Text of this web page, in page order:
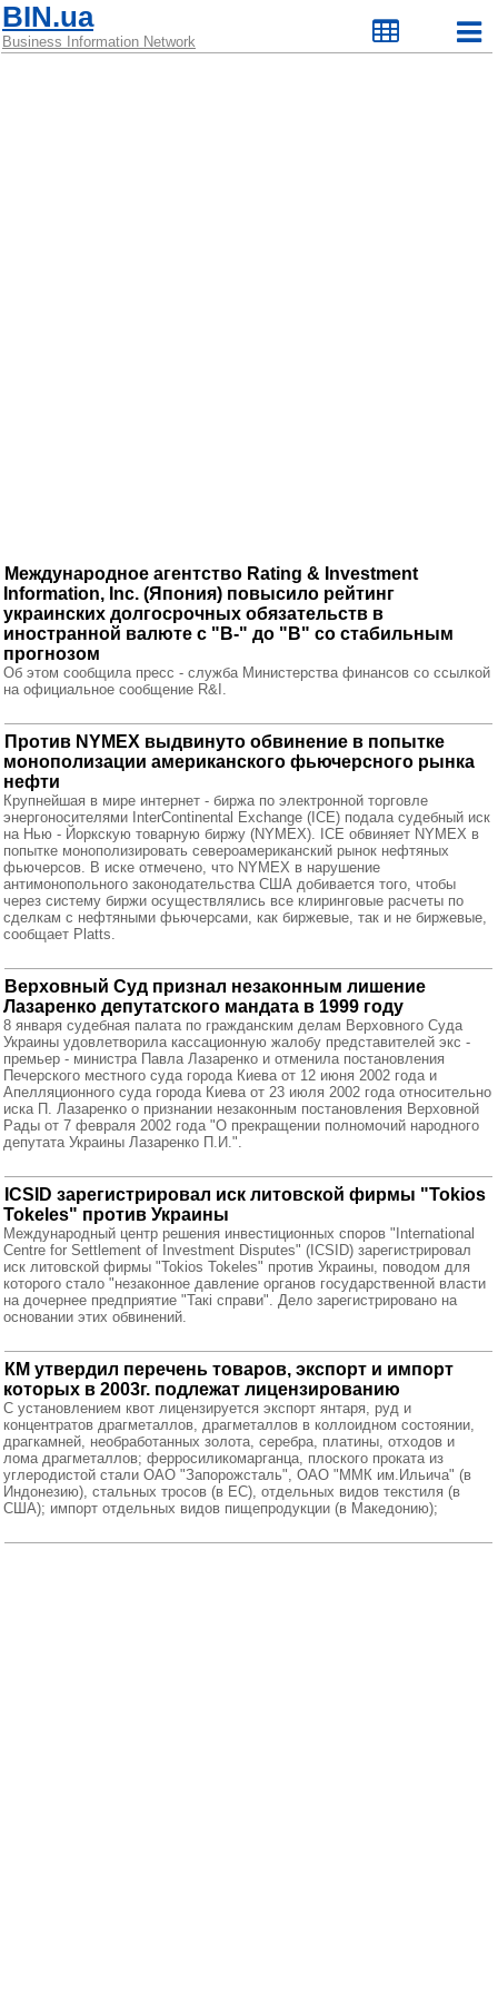
BIN.ua
Business Information Network
Международное агентство Rating & Investment
Information, Inc. (Япония) повысило рейтинг
украинских долгосрочных обязательств в
иностранной валюте с "В-" до "В" со стабильным
прогнозом
Об этом сообщила пресс - служба Министерства финансов со ссылкой
на официальное сообщение R&I.
Против NYMEX выдвинуто обвинение в попытке
монополизации американского фьючерсного рынка
нефти
Крупнейшая в мире интернет - биржа по электронной торговле
энергоносителями InterContinental Exchange (ICE) подала судебный иск
на Нью - Йоркскую товарную биржу (NYMEX). ICE обвиняет NYMEX в
попытке монополизировать североамериканский рынок нефтяных
фьючерсов. В иске отмечено, что NYMEX в нарушение
антимонопольного законодательства США добивается того, чтобы
через систему биржи осуществлялись все клиринговые расчеты по
сделкам с нефтяными фьючерсами, как биржевые, так и не биржевые,
сообщает Platts.
Верховный Суд признал незаконным лишение
Лазаренко депутатского мандата в 1999 году
8 января судебная палата по гражданским делам Верховного Суда
Украины удовлетворила кассационную жалобу представителей экс -
премьер - министра Павла Лазаренко и отменила постановления
Печерского местного суда города Киева от 12 июня 2002 года и
Апелляционного суда города Киева от 23 июля 2002 года относительно
иска П. Лазаренко о признании незаконным постановления Верховной
Рады от 7 февраля 2002 года "О прекращении полномочий народного
депутата Украины Лазаренко П.И.".
ICSID зарегистрировал иск литовской фирмы "Tokios
Tokeles" против Украины
Международный центр решения инвестиционных споров "International
Centre for Settlement of Investment Disputes" (ICSID) зарегистрировал
иск литовской фирмы "Tokios Tokeles" против Украины, поводом для
которого стало "незаконное давление органов государственной власти
на дочернее предприятие "Такі справи". Дело зарегистрировано на
основании этих обвинений.
КМ утвердил перечень товаров, экспорт и импорт
которых в 2003г. подлежат лицензированию
C установлением квот лицензируется экспорт янтаря, руд и
концентратов драгметаллов, драгметаллов в коллоидном состоянии,
драгкамней, необработанных золота, серебра, платины, отходов и
лома драгметаллов; ферросиликомарганца, плоского проката из
углеродистой стали ОАО "Запорожсталь", ОАО "ММК им.Ильича" (в
Индонезию), стальных тросов (в ЕС), отдельных видов текстиля (в
США); импорт отдельных видов пищепродукции (в Македонию);